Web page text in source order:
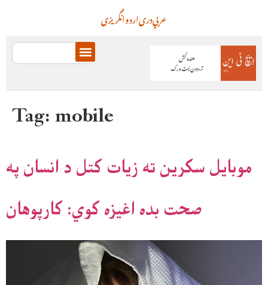
انگریزیاردودریعربي
Tag:mobile
موبایل سکرین ته زیات کتل د انسان په
صحت بده اغیزه کوي: کارپوهان